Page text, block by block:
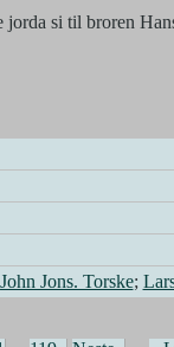
si til broren
John Jons. Torske;